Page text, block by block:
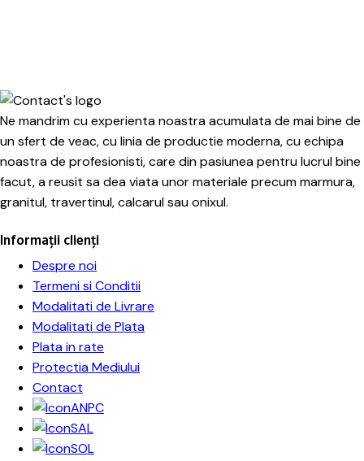
Ne mandrim cu experienta noastra acumulata de mai bine de
un sfert de veac, cu linia de productie moderna, cu echipa
noastra de profesionisti, care din pasiunea pentru lucrul bine
facut, a reusit sa dea viata unor materiale precum marmura,
granitul, travertinul, calcarul sau onixul.
Informații clienți
Despre noi
Termeni si Conditii
Modalitati de Livrare
Modalitati de Plata
Plata in rate
Protectia Mediului
Contact
ANPC
SAL
SOL